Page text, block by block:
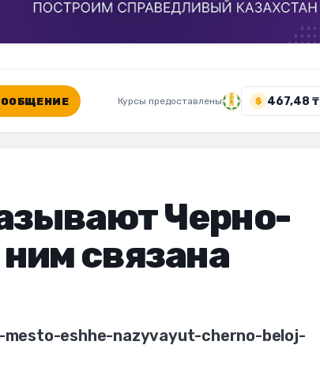
Курсы предоставлены $ 467,48 ₸
Черно-
связана
eshhe-nazyvayut-cherno-beloj-